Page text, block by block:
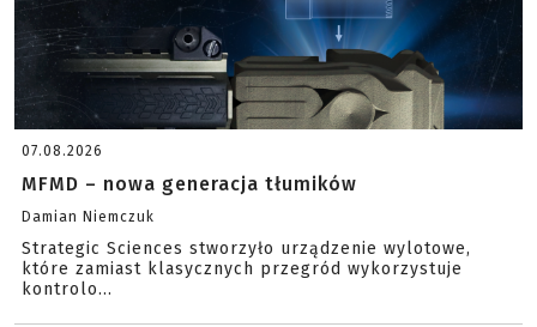
07.08.2026
MFMD – nowa generacja tłumików
Damian Niemczuk
Strategic Sciences stworzyło urządzenie wylotowe,
które zamiast klasycznych przegród wykorzystuje
kontrolo...